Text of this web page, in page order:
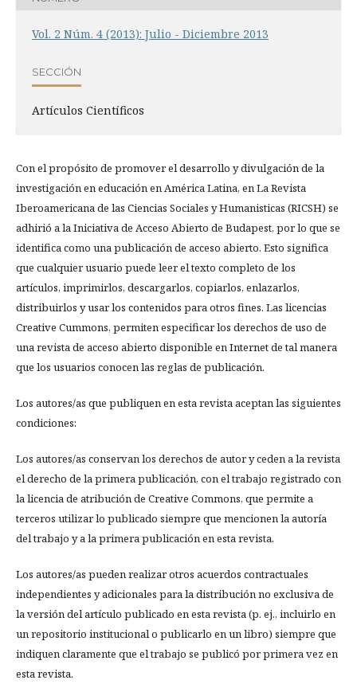
Vol. 2 Núm. 4 (2013): Julio - Diciembre 2013
SECCIÓN
Artí­culos Científicos
Con el propósito de promover el desarrollo y divulgación de la
investigación en educación en América Latina, en La Revista
Iberoamericana de las Ciencias Sociales y Humanisticas (RICSH) se
adhirió a la Iniciativa de Acceso Abierto de Budapest, por lo que se
identifica como una publicación de acceso abierto. Esto significa
que cualquier usuario puede leer el texto completo de los
artículos, imprimirlos, descargarlos, copiarlos, enlazarlos,
distribuirlos y usar los contenidos para otros fines. Las licencias
Creative Cummons, permiten especificar los derechos de uso de
una revista de acceso abierto disponible en Internet de tal manera
que los usuarios conocen las reglas de publicación.
Los autores/as que publiquen en esta revista aceptan las siguientes
condiciones:
Los autores/as conservan los derechos de autor y ceden a la revista
el derecho de la primera publicación, con el trabajo registrado con
la licencia de atribución de Creative Commons, que permite a
terceros utilizar lo publicado siempre que mencionen la autoría
del trabajo y a la primera publicación en esta revista.
Los autores/as pueden realizar otros acuerdos contractuales
independientes y adicionales para la distribución no exclusiva de
la versión del artículo publicado en esta revista (p. ej., incluirlo en
un repositorio institucional o publicarlo en un libro) siempre que
indiquen claramente que el trabajo se publicó por primera vez en
esta revista.